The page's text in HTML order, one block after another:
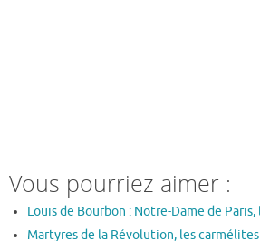
Vous pourriez aimer :
Louis de Bourbon : Notre-Dame de
Martyres de la Révolution, les